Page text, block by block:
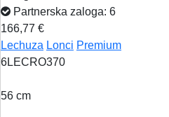
Partnerska zaloga: 6
166,77 €
Lechuza Lonci Premium
6LECRO370
56 cm